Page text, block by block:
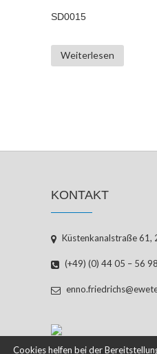
SD0015
Weiterlesen
KONTAKT
Küstenkanalstraße 61,
(+49) (0) 44 05 – 56 98
Cookies helfen bei der